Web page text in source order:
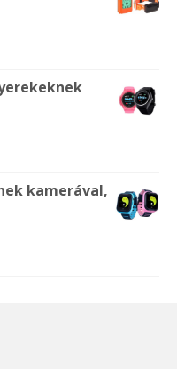
kamerával,